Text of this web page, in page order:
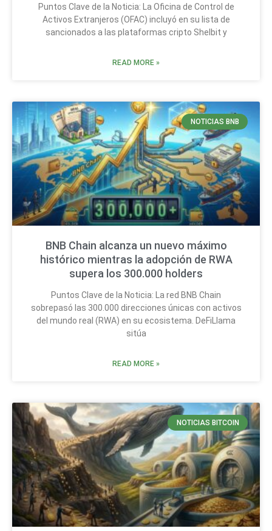
Puntos Clave de la Noticia: La Oficina de Control de
Activos Extranjeros (OFAC) incluyó en su lista de
sancionados a las plataformas cripto Shelbit y
READ MORE »
NOTICIAS BNB
BNB Chain alcanza un nuevo máximo
histórico mientras la adopción de RWA
supera los 300.000 holders
Puntos Clave de la Noticia: La red BNB Chain
sobrepasó las 300.000 direcciones únicas con activos
del mundo real (RWA) en su ecosistema. DeFiLlama
sitúa
READ MORE »
NOTICIAS BITCOIN